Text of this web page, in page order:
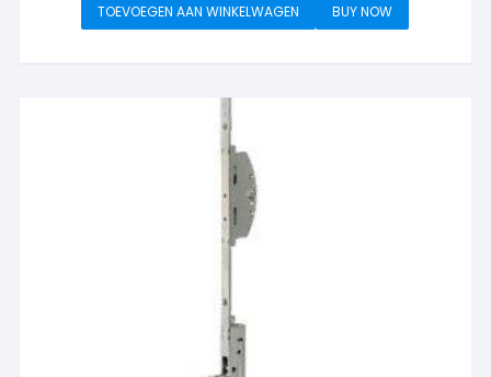
TOEVOEGEN AAN WINKELWAGEN
BUY NOW